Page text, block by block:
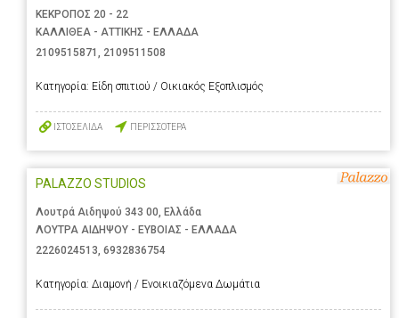
ΚΕΚΡΟΠΟΣ 20 - 22
ΚΑΛΛΙΘΕΑ - ΑΤΤΙΚΗΣ - ΕΛΛΑΔΑ
2109515871
2109511508
Κατηγορία: Είδη σπιτιού / Οικιακός Εξοπλισμός
ΙΣΤΟΣΕΛΙΔΑ ΠΕΡΙΣΣΟΤΕΡΑ
PALAZZO STUDIOS
Λουτρά Αιδηψού 343 00, Ελλάδα
ΛΟΥΤΡΑ ΑΙΔΗΨΟΥ - ΕΥΒΟΙΑΣ - ΕΛΛΑΔΑ
2226024513, 6932836754
Κατηγορία: Διαμονή / Ενοικιαζόμενα Δωμάτια